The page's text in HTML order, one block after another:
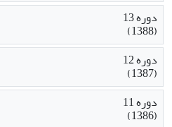
دوره 13
(1388)
دوره 12
(1387)
دوره 11
(1386)